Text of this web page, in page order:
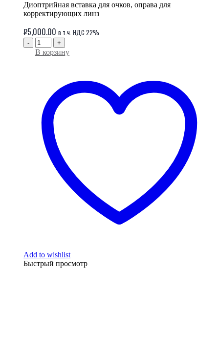
Диоптрийная вставка для очков, оправа для
корректирующих линз
₽5,000.00 в т.ч. НДС 22%
- +
В корзину
Add to wishlist
Быстрый просмотр